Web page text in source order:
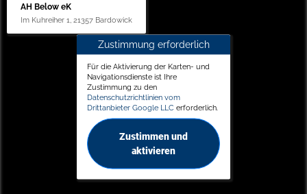
AH Below eK
Im Kuhreiher 1, 21357 Bardowick
Zustimmung erforderlich
Für die Aktivierung der Karten- und
Navigationsdienste ist Ihre
Zustimmung zu den
Datenschutzrichtlinien vom
Drittanbieter Google LLC erforderlich.
Zustimmen und
aktivieren